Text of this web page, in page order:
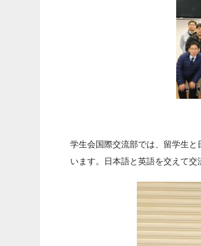
学生会国際交流部では、留学生
います。日本語と英語を交えて交